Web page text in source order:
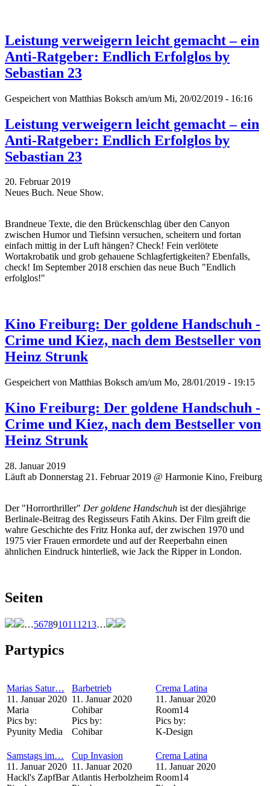
Leistung verweigern leicht gemacht – ein
Anti-Ratgeber: Endlich Erfolglos by
Sebastian 23
Gespeichert von Matthias Boksch am/um Mi, 20/02/2019 - 16:16
Leistung verweigern leicht gemacht – ein
Anti-Ratgeber: Endlich Erfolglos by
Sebastian 23
20. Februar 2019
Neues Buch. Neue Show.
Brandneue Texte, die den Brückenschlag über den Canyon
zwischen Humor und Tiefsinn versuchen, scheitern und fortan
einfach mittig in der Luft hängen? Check! Fein verlötete
Wortakrobatik und grob gehauene Schlagfertigkeiten? Ebenfalls,
check! Im September 2018 erschien das neue Buch "Endlich
erfolglos!"
Kino Freiburg: Der goldene Handschuh -
Crime und Kiez, nach dem Bestseller von
Heinz Strunk
Gespeichert von Matthias Boksch am/um Mo, 28/01/2019 - 19:15
Kino Freiburg: Der goldene Handschuh -
Crime und Kiez, nach dem Bestseller von
Heinz Strunk
28. Januar 2019
Läuft ab Donnerstag 21. Februar 2019 @ Harmonie Kino, Freiburg
Der "Horrorthriller" Der goldene Handschuh ist der diesjährige
Berlinale-Beitrag des Regisseurs Fatih Akins. Der Film greift die
wahre Geschichte des Fritz Honka auf, der zwischen 1970 und
1975 vier Frauen ermordete und auf der Reeperbahn einen
ähnlichen Eindruck hinterließ, wie Jack the Ripper in London.
Seiten
…567891011 1213…
Partypics
Marias Satur…
11. Januar 2020
Maria
Pics by:
Pyunity Media
Barbetrieb
11. Januar 2020
Cohibar
Pics by:
Cohibar
Crema Latina
11. Januar 2020
Room14
Pics by:
K-Design
Samstags im…
11. Januar 2020
Hackl's ZapfBar
Cup Invasion
11. Januar 2020
Atlantis Herbolzheim
Crema Latina
11. Januar 2020
Room14